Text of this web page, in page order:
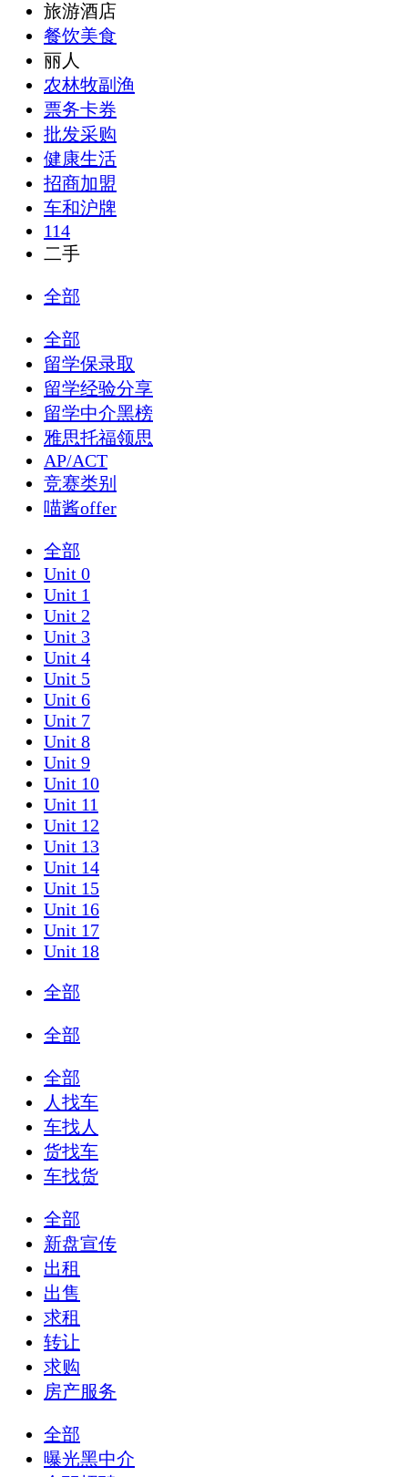
旅游酒店
餐饮美食
丽人
农林牧副渔
票务卡券
批发采购
健康生活
招商加盟
车和沪牌
114
二手
全部
全部
留学保录取
留学经验分享
留学中介黑榜
雅思托福领思
AP/ACT
竞赛类别
喵酱offer
全部
Unit 0
Unit 1
Unit 2
Unit 3
Unit 4
Unit 5
Unit 6
Unit 7
Unit 8
Unit 9
Unit 10
Unit 11
Unit 12
Unit 13
Unit 14
Unit 15
Unit 16
Unit 17
Unit 18
全部
全部
全部
人找车
车找人
货找车
车找货
全部
新盘宣传
出租
出售
求租
转让
求购
房产服务
全部
曝光黑中介